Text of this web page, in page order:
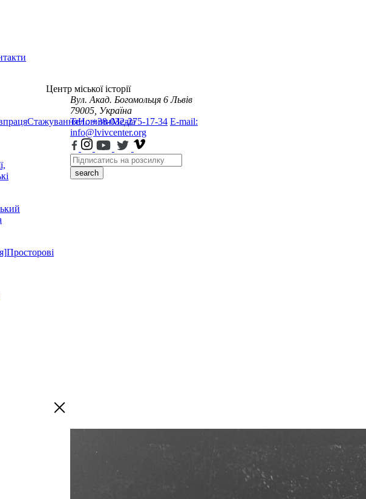
СтажуванняНовиниМедіа
Просторові
Центр міської історії
Вул. Акад. Богомольця 6 Львів
79005, Україна
Тел.: +38-032-275-17-34 E-mail:
info@lvivcenter.org
search